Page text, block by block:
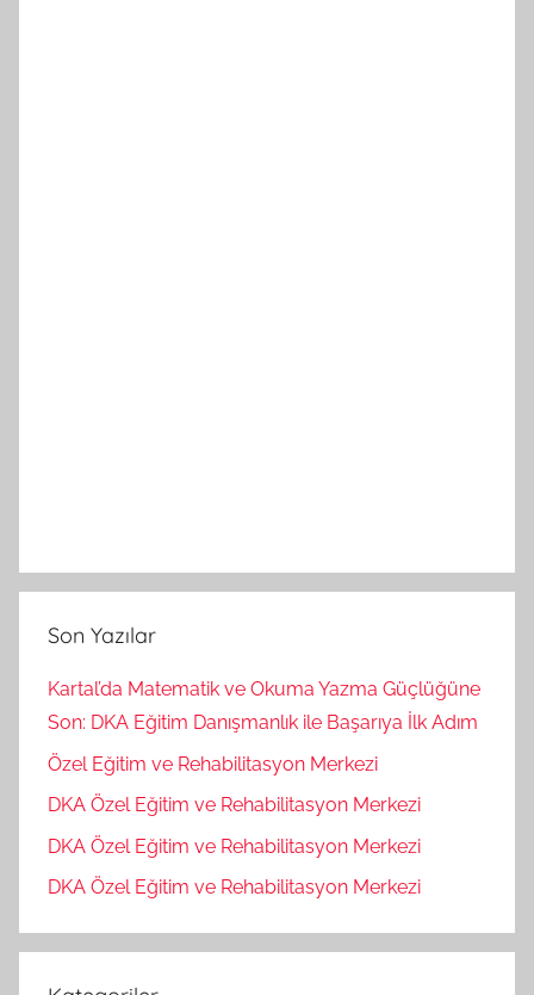
Son Yazılar
Kartal’da Matematik ve Okuma Yazma Güçlüğüne
Son: DKA Eğitim Danışmanlık ile Başarıya İlk Adım
Özel Eğitim ve Rehabilitasyon Merkezi
DKA Özel Eğitim ve Rehabilitasyon Merkezi
DKA Özel Eğitim ve Rehabilitasyon Merkezi
DKA Özel Eğitim ve Rehabilitasyon Merkezi